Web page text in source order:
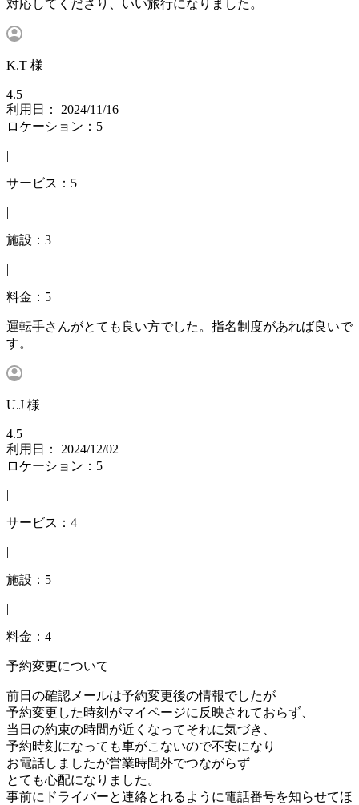
対応してくださり、いい旅行になりました。
K.T 様
4.5
利用日： 2024/11/16
ロケーション：5
|
サービス：5
|
施設：3
|
料金：5
運転手さんがとても良い方でした。指名制度があれば良いで
す。
U.J 様
4.5
利用日： 2024/12/02
ロケーション：5
|
サービス：4
|
施設：5
|
料金：4
予約変更について
前日の確認メールは予約変更後の情報でしたが
予約変更した時刻がマイページに反映されておらず、
当日の約束の時間が近くなってそれに気づき、
予約時刻になっても車がこないので不安になり
お電話しましたが営業時間外でつながらず
とても心配になりました。
事前にドライバーと連絡とれるように電話番号を知らせてほ